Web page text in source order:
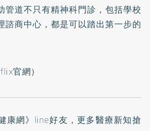
管道不只有精神科門診，包括學校
諮商中心，都是可以踏出第一步的
官網）
康網》line好友 ，更多醫療新知搶